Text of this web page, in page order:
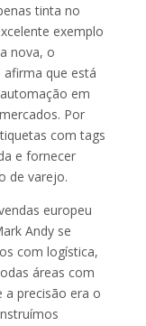
tinta no
exemplo
nova, o
que está
em
Por
com tags
e fornecer
de varejo.
europeu
Andy se
com logística,
áreas com
a precisão era o